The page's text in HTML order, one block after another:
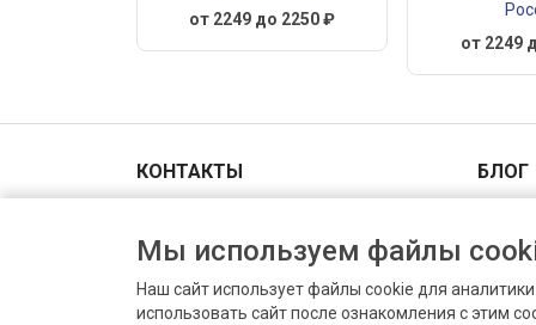
от 2249 до 2250 ₽
от 2249
КОНТАКТЫ
+7(903)006-00-44
Пн-Вс 9.00 - 18.00
info@prodat-moneti.ru
БЛОГ
Мы используем файлы
Наш сайт использует файлы cookie для
использовать сайт после ознакомления с этим